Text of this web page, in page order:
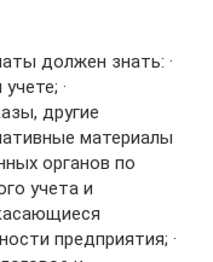
должен знать: ·
·
другие
материалы
органов по
учета и
предприятия; ·